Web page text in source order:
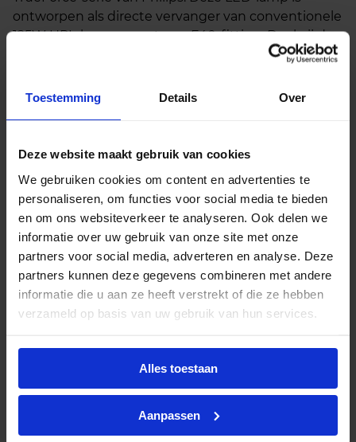
Toestemming Details Over
Deze website maakt gebruik van cookies
We gebruiken cookies om content en advertenties te
personaliseren, om functies voor social media te bieden
en om ons websiteverkeer te analyseren. Ook delen we
informatie over uw gebruik van onze site met onze
partners voor social media, adverteren en analyse. Deze
partners kunnen deze gegevens combineren met andere
informatie die u aan ze heeft verstrekt of die ze hebben
verzameld op basis van uw gebruik van hun services.
Alles toestaan
Aanpassen
ontworpen als directe vervanger van conventionele
125W HPL-lampen met een E40-fitting. Dankzij de
hoge efficiëntie en eenvoudige installatie is deze
straatverlichting, industriële hallen,
Zuinige vervanger
Met een energieverbruik van slechts 36 watt
vervangt deze LED-lamp moeiteloos een
traditionele 125W HPL-lamp, wat zorgt voor een
energiebesparing tot 70%. De lamp levert direct
warm wit licht van hoge kwaliteit en combineert de
robuustheid van conventionele verlichting met de
efficiëntie en duurzaamheid van moderne LED-
Lange levensduur
De Philips TrueForce Core LED HPL 36W heeft een
levensduur van circa 25.000 branduren, wat